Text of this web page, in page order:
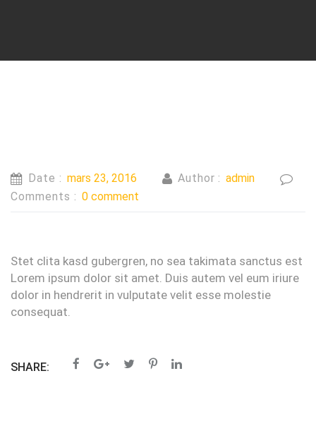
Date : mars 23, 2016 Author : admin
Comments : 0 comment
Stet clita kasd gubergren, no sea takimata sanctus est
Lorem ipsum dolor sit amet. Duis autem vel eum iriure
dolor in hendrerit in vulputate velit esse molestie
consequat.
SHARE: